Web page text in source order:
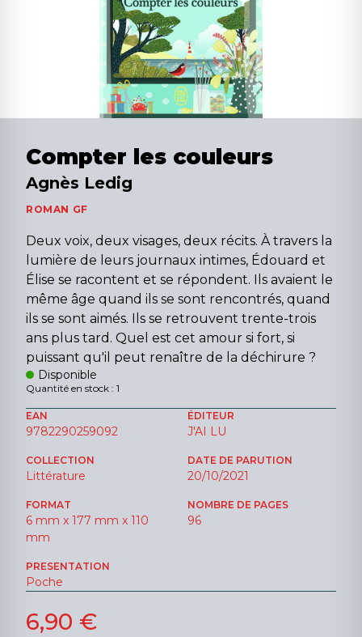
Compter les couleurs
Agnès Ledig
ROMAN GF
Deux voix, deux visages, deux récits. À travers la
lumière de leurs journaux intimes, Édouard et
Élise se racontent et se répondent. Ils avaient le
même âge quand ils se sont rencontrés, quand
ils se sont aimés. Ils se retrouvent trente-trois
ans plus tard. Quel est cet amour si fort, si
puissant qu'il peut renaître de la déchirure ?
Disponible
Quantité en stock : 1
EAN
9782290259092
ÉDITEUR
J'AI LU
COLLECTION
Littérature
DATE DE PARUTION
20/10/2021
FORMAT
6 mm x 177 mm x 110
mm
NOMBRE DE PAGES
96
PRESENTATION
Poche
6,90 €